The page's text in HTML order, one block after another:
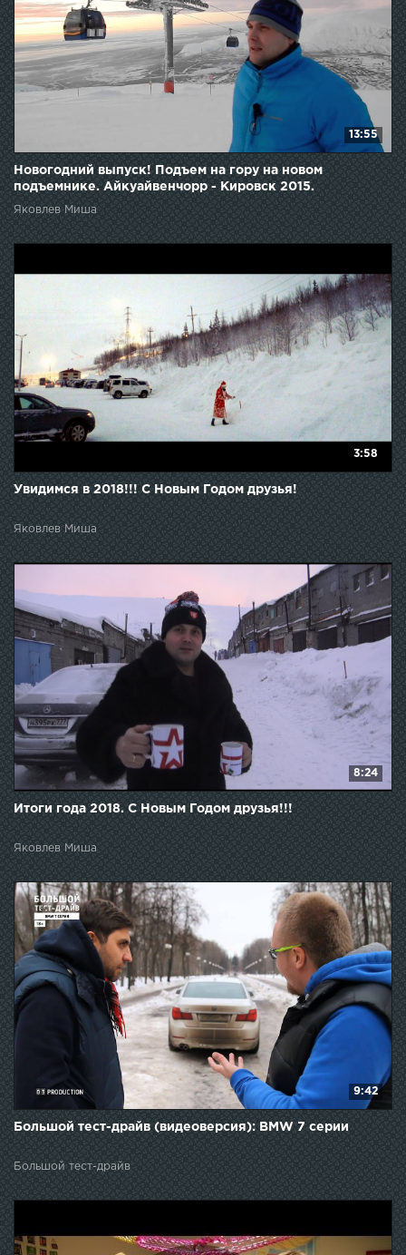
13:55
Новогодний выпуск! Подъем на гору на новом
подъемнике. Айкуайвенчорр - Кировск 2015.
Яковлев Миша
3:58
Увидимся в 2018!!! С Новым Годом друзья!
Яковлев Миша
8:24
Итоги года 2018. С Новым Годом друзья!!!
Яковлев Миша
9:42
Большой тест-драйв (видеоверсия): BMW 7 серии
Большой тест-драйв